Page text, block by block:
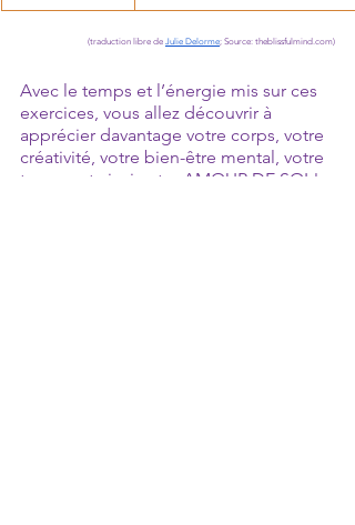
(traduction libre de Julie Delorme; Source: theblissfulmind.com)
Avec le temps et l’énergie mis sur ces
exercices, vous allez découvrir à
apprécier davantage votre corps, votre
créativité, votre bien-être mental, votre
temps, et ainsi votre AMOUR DE SOI !